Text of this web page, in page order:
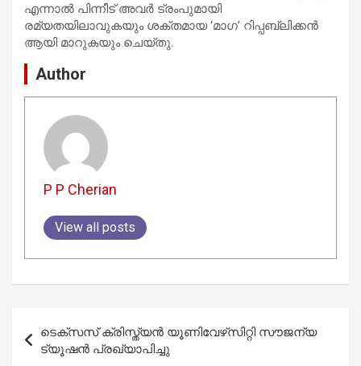
എന്നാൽ പിന്നീട് അവർ ട്രംപുമായി
രമ്യതയിലാവുകയും ശക്തമായ ‘മാഗ’ റിപ്പബ്ലിക്കൻ
ആയി മാറുകയും ചെയ്തു.
Author
P P Cherian
View all posts
navigation
ടെക്സസ് ക്രിസ്ത്യൻ യൂണിവേഴ്‌സിറ്റി സൗജന്യ
ട്യൂഷൻ പ്രഖ്യാപിച്ചു